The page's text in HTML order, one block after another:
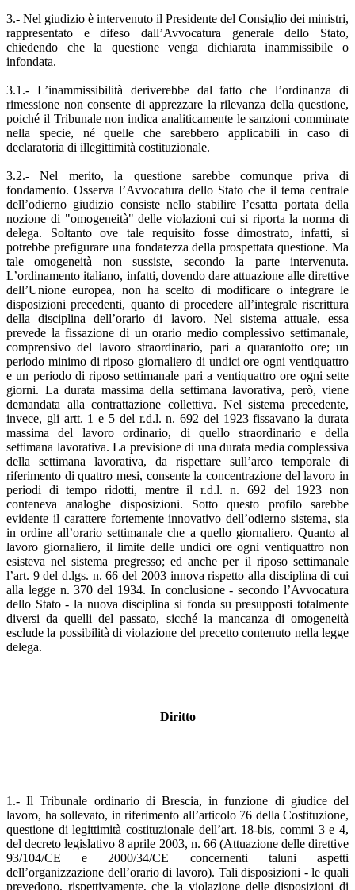
3.- Nel giudizio è intervenuto il Presidente del Consiglio dei ministri,
rappresentato e difeso dall’Avvocatura generale dello Stato,
chiedendo che la questione venga dichiarata inammissibile o
infondata.
3.1.- L’inammissibilità deriverebbe dal fatto che l’ordinanza di
rimessione non consente di apprezzare la rilevanza della questione,
poiché il Tribunale non indica analiticamente le sanzioni comminate
nella specie, né quelle che sarebbero applicabili in caso di
declaratoria di illegittimità costituzionale.
3.2.- Nel merito, la questione sarebbe comunque priva di
fondamento. Osserva l’Avvocatura dello Stato che il tema centrale
dell’odierno giudizio consiste nello stabilire l’esatta portata della
nozione di "omogeneità" delle violazioni cui si riporta la norma di
delega. Soltanto ove tale requisito fosse dimostrato, infatti, si
potrebbe prefigurare una fondatezza della prospettata questione. Ma
tale omogeneità non sussiste, secondo la parte intervenuta.
L’ordinamento italiano, infatti, dovendo dare attuazione alle direttive
dell’Unione europea, non ha scelto di modificare o integrare le
disposizioni precedenti, quanto di procedere all’integrale riscrittura
della disciplina dell’orario di lavoro. Nel sistema attuale, essa
prevede la fissazione di un orario medio complessivo settimanale,
comprensivo del lavoro straordinario, pari a quarantotto ore; un
periodo minimo di riposo giornaliero di undici ore ogni ventiquattro
e un periodo di riposo settimanale pari a ventiquattro ore ogni sette
giorni. La durata massima della settimana lavorativa, però, viene
demandata alla contrattazione collettiva. Nel sistema precedente,
invece, gli artt. 1 e 5 del r.d.l. n. 692 del 1923 fissavano la durata
massima del lavoro ordinario, di quello straordinario e della
settimana lavorativa. La previsione di una durata media complessiva
della settimana lavorativa, da rispettare sull’arco temporale di
riferimento di quattro mesi, consente la concentrazione del lavoro in
periodi di tempo ridotti, mentre il r.d.l. n. 692 del 1923 non
conteneva analoghe disposizioni. Sotto questo profilo sarebbe
evidente il carattere fortemente innovativo dell’odierno sistema, sia
in ordine all’orario settimanale che a quello giornaliero. Quanto al
lavoro giornaliero, il limite delle undici ore ogni ventiquattro non
esisteva nel sistema pregresso; ed anche per il riposo settimanale
l’art. 9 del d.lgs. n. 66 del 2003 innova rispetto alla disciplina di cui
alla legge n. 370 del 1934. In conclusione - secondo l’Avvocatura
dello Stato - la nuova disciplina si fonda su presupposti totalmente
diversi da quelli del passato, sicché la mancanza di omogeneità
esclude la possibilità di violazione del precetto contenuto nella legge
delega.
Diritto
1.- Il Tribunale ordinario di Brescia, in funzione di giudice del
lavoro, ha sollevato, in riferimento all’articolo 76 della Costituzione,
questione di legittimità costituzionale dell’art. 18-bis, commi 3 e 4,
del decreto legislativo 8 aprile 2003, n. 66 (Attuazione delle direttive
93/104/CE e 2000/34/CE concernenti taluni aspetti
dell’organizzazione dell’orario di lavoro). Tali disposizioni - le quali
prevedono, rispettivamente, che la violazione delle disposizioni di